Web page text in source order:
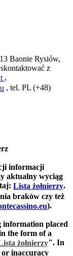
Baonie Rysiów,
z
,
, tel. PL (+48)
informacji
aktualny wyciąg
Lista żołnierzy.
braków czy też
).
information placed
the form of a
żołnierzy". In
or inaccuracy